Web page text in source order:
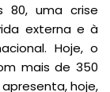
80, uma crise
externa e à
Hoje, o
mais de 350
hoje,